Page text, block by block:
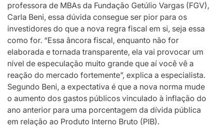
professora de MBAs da Fundação Getúlio Vargas (FGV),
Carla Beni, essa dúvida consegue ser pior para os
investidores do que a nova regra fiscal em si, seja essa
como for. “Essa âncora fiscal, enquanto não for
elaborada e tornada transparente, ela vai provocar um
nível de especulação muito grande que aí você vê a
reação do mercado fortemente”, explica a especialista.
Segundo Beni, a expectativa é que a nova norma mude
o aumento dos gastos públicos vinculado à inflação do
ano anterior para uma porcentagem da dívida pública
em relação ao Produto Interno Bruto (PIB).